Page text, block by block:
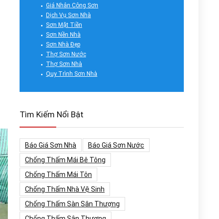
Giá Nhân Công Sơn
Dịch Vụ Sơn Nhà
Sơn Mặt Tiền
Sơn Nền Nhà
Sơn Nhà Đẹp
Thợ Sơn Nước
Thợ Sơn Nhà
Quy Trình Sơn Nhà
Tìm Kiếm Nổi Bật
Báo Giá Sơn Nhà
Báo Giá Sơn Nước
Chống Thấm Mái Bê Tông
Chống Thấm Mái Tôn
Chống Thấm Nhà Vệ Sinh
Chống Thấm Sàn Sân Thượng